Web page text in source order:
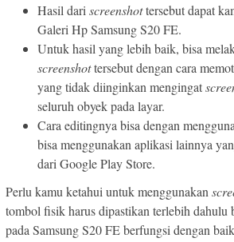
Hasil dari screenshottersebut dapat
Galeri Hp Samsung S20 FE.
Untuk hasil yang lebih baik, bisa
screenshottersebut dengan cara
yang tidak diinginkan mengingat
seluruh obyek pada layar.
Cara editingnya bisa dengan
bisa menggunakan aplikasi lainnya
dari Google Play Store.
Perlu kamu ketahui untuk menggunakan
tombol fisik harus dipastikan terlebih
pada Samsung S20 FE berfungsi dengan